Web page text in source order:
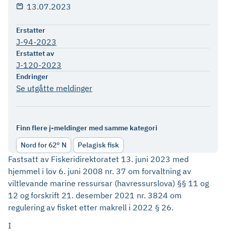
13.07.2023
Erstatter
J-94-2023
Erstattet av
J-120-2023
Endringer
Se utgåtte meldinger
Finn flere j-meldinger med samme kategori
Nord for 62° N
Pelagisk fisk
Fastsatt av Fiskeridirektoratet 13. juni 2023 med
hjemmel i lov 6. juni 2008 nr. 37 om forvaltning av
viltlevande marine ressursar (havressurslova) §§ 11 og
12 og forskrift 21. desember 2021 nr. 3824 om
regulering av fisket etter makrell i 2022 § 26.
I